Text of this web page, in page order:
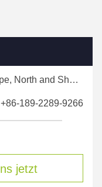
Ms. Ellen Zeng (Europe, North and Shouth America)
+86-189-2289-9266
jetzt